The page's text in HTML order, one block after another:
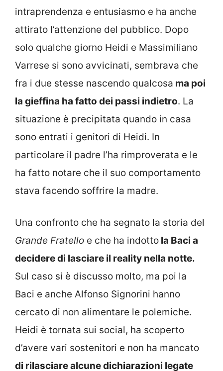
intraprendenza e entusiasmo e ha anche
attirato l’attenzione del pubblico. Dopo
solo qualche giorno Heidi e Massimiliano
Varrese si sono avvicinati, sembrava che
fra i due stesse nascendo qualcosa ma poi
la gieffina ha fatto dei passi indietro. La
situazione è precipitata quando in casa
sono entrati i genitori di Heidi. In
particolare il padre l’ha rimproverata e le
ha fatto notare che il suo comportamento
stava facendo soffrire la madre.
Una confronto che ha segnato la storia del
Grande Fratello e che ha indotto la Baci a
decidere di lasciare il reality nella notte.
Sul caso si è discusso molto, ma poi la
Baci e anche Alfonso Signorini hanno
cercato di non alimentare le polemiche.
Heidi è tornata sui social, ha scoperto
d’avere vari sostenitori e non ha mancato
di rilasciare alcune dichiarazioni legate